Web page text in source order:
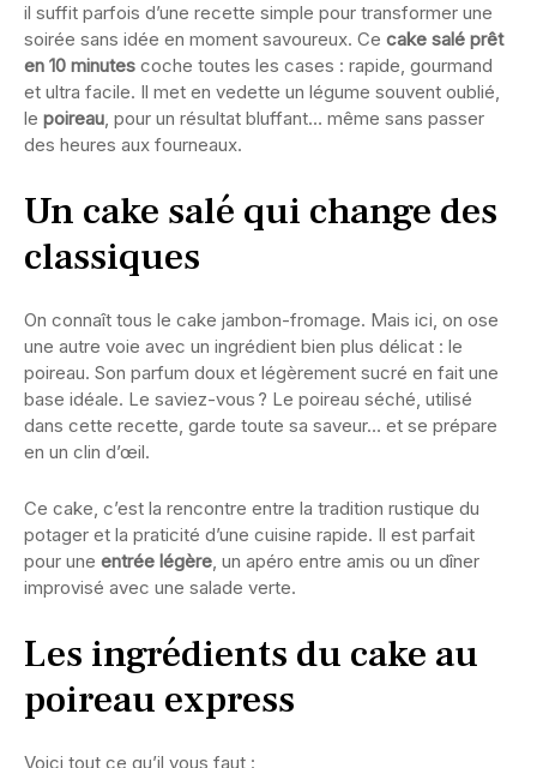
il suffit parfois d’une recette simple pour transformer une
soirée sans idée en moment savoureux. Ce cake salé prêt
en 10 minutes coche toutes les cases : rapide, gourmand
et ultra facile. Il met en vedette un légume souvent oublié,
le poireau, pour un résultat bluffant… même sans passer
des heures aux fourneaux.
Un cake salé qui change des
classiques
On connaît tous le cake jambon-fromage. Mais ici, on ose
une autre voie avec un ingrédient bien plus délicat : le
poireau. Son parfum doux et légèrement sucré en fait une
base idéale. Le saviez-vous ? Le poireau séché, utilisé
dans cette recette, garde toute sa saveur… et se prépare
en un clin d’œil.
Ce cake, c’est la rencontre entre la tradition rustique du
potager et la praticité d’une cuisine rapide. Il est parfait
pour une entrée légère, un apéro entre amis ou un dîner
improvisé avec une salade verte.
Les ingrédients du cake au
poireau express
Voici tout ce qu’il vous faut :